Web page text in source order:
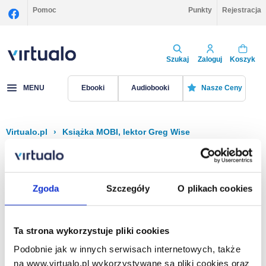
Zgoda Szczegóły O plikach cookies
Ta strona wykorzystuje pliki cookies
Podobnie jak w innych serwisach internetowych, także
na www.virtualo.pl wykorzystywane są pliki cookies oraz
Pomoc Punkty Rejestracja
Szukaj Zaloguj Koszyk
MENU Ebooki Audiobooki Nasze Ceny
Virtualo.pl › Książka MOBI, lektor Greg Wise
Filtruj Sortuj
Na stronie